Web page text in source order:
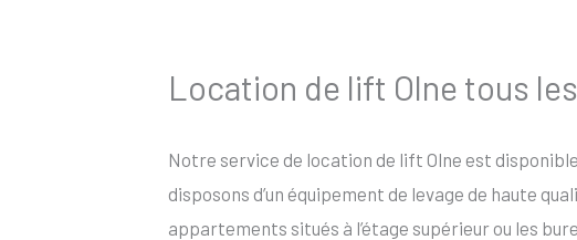
Location de lift Olne tous
Notre service de location de lift Olne est
disposons d’un équipement de levage de haute
appartements situés à l’étage supérieur ou les